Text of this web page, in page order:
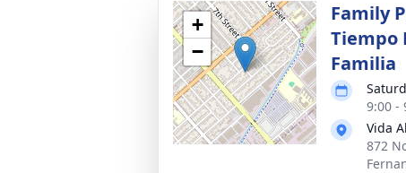
+
−
Family
Tiempo
Familia
9:00 -
Vida
872